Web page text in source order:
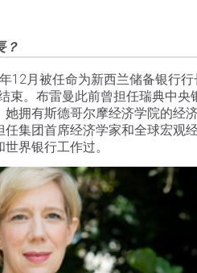
？
12月被任命为新西兰储备银行
束。布雷曼此前曾担任瑞典中央
拥有斯德哥尔摩经济学院的经
集团首席经济学家和全球宏观经
界银行工作过。